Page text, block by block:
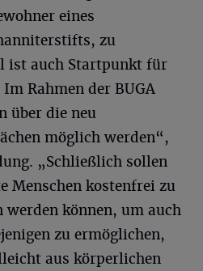
eines
zu
ist auch Startpunkt für
Rahmen der BUGA
über die neu
möglich werden“,
„Schließlich sollen
Menschen kostenfrei zu
werden können, um auch
zu ermöglichen,
aus körperlichen